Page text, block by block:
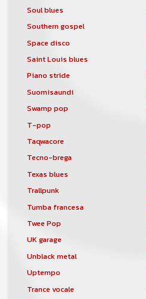
Soul blues
Southern gospel
Space disco
Saint Louis blues
Piano stride
Suomisaundi
Swamp pop
T-pop
Taqwacore
Tecno-brega
Texas blues
Trallpunk
Tumba francesa
Twee Pop
UK garage
Unblack metal
Uptempo
Trance vocale